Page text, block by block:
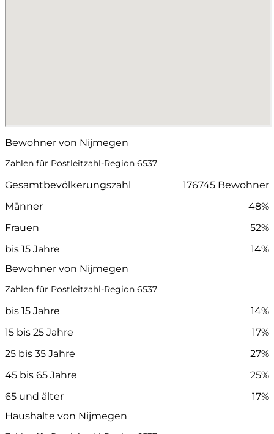
Bewohner von Nijmegen
Zahlen für Postleitzahl-Region 6537
Gesamtbevölkerungszahl
176745 Bewohner
Männer
48%
Frauen
52%
bis 15 Jahre
14%
Bewohner von Nijmegen
Zahlen für Postleitzahl-Region 6537
bis 15 Jahre
14%
15 bis 25 Jahre
17%
25 bis 35 Jahre
27%
45 bis 65 Jahre
25%
65 und älter
17%
Haushalte von Nijmegen